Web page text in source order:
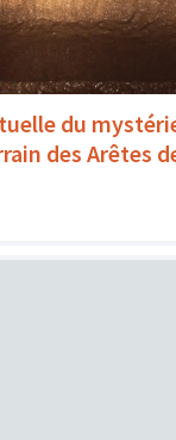
du
des Arêtes